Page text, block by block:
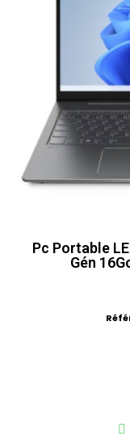
Pc Portable
Gén